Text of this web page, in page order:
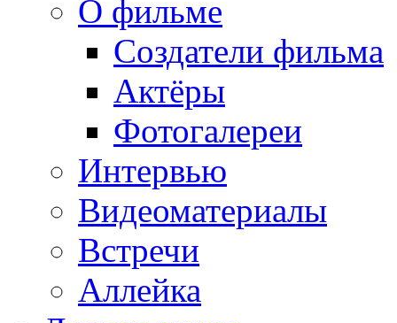
О фильме
Создатели фильма
Актёры
Фотогалереи
Интервью
Видеоматериалы
Встречи
Аллейка